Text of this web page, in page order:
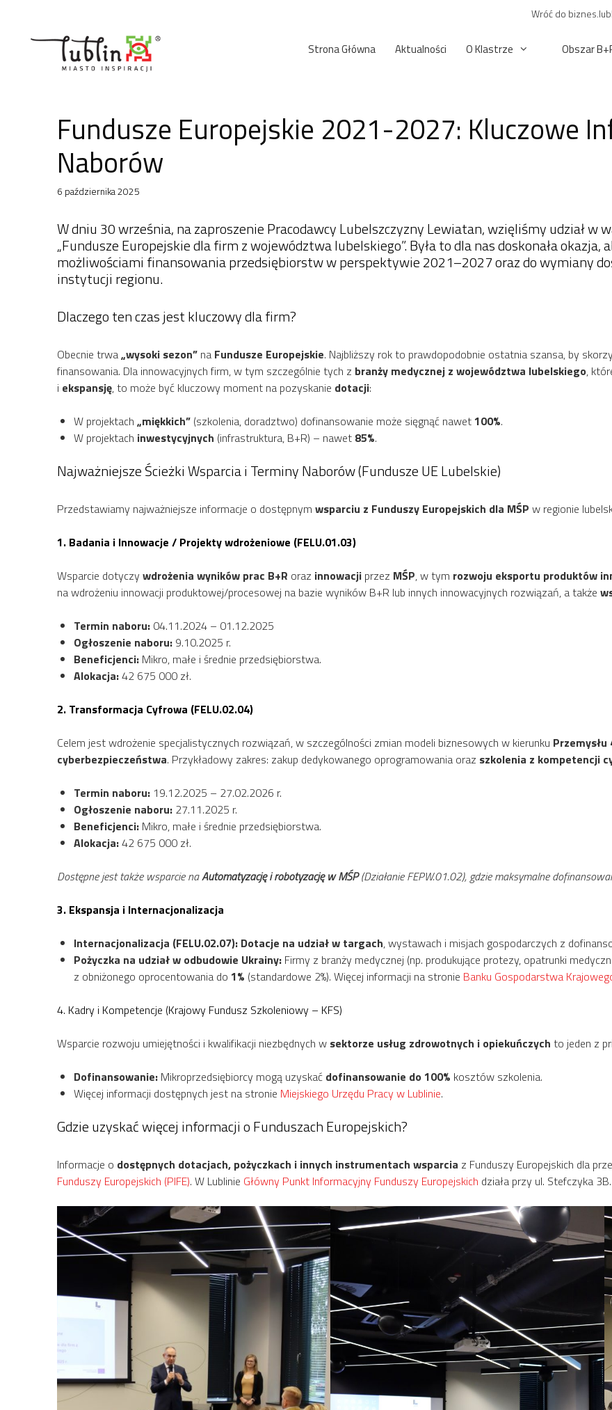
Wróć do
Strona Główna Aktualności O Klastrze Obszar
Fundusze Europejskie 2021-2027: Kluczowe
Naborów
6 października 2025
W dniu 30 września, na zaproszenie Pracodawcy Lubelszczyzny Lewiatan, wzięliśmy udział
„Fundusze Europejskie dla firm z województwa lubelskiego”. Była to dla nas doskonała
możliwościami finansowania przedsiębiorstww perspektywie 2021–2027 oraz do wymiany
instytucji regionu.
Dlaczego ten czas jest kluczowy dla firm?
Obecnie trwa„wysoki sezon” na Fundusze Europejskie. Najbliższy rok to prawdopodobnie ostatnia szansa, by
finansowania. Dla innowacyjnych firm, w tym szczególnie tych z branży medycznej z województwa lubelskiego,
i ekspansję, to może być kluczowy moment na pozyskanie dotacji:
W projektach „miękkich” (szkolenia, doradztwo) dofinansowanie może sięgnąć nawet 100%.
W projektach inwestycyjnych (infrastruktura, B+R) – nawet 85%.
Najważniejsze Ścieżki Wsparcia i Terminy Naborów (Fundusze UE Lubelskie)
Przedstawiamy najważniejsze informacje o dostępnym wsparciu z Funduszy Europejskich dla MŚP w regionie
1. Badania i Innowacje / Projekty wdrożeniowe (FELU.01.03)
Wsparcie dotyczy wdrożenia wyników prac B+R oraz innowacji przez MŚP, w tym rozwoju eksportu produktów
na wdrożeniu innowacji produktowej/procesowej na bazie wyników B+R lub innych innowacyjnych rozwiązań, a także
Termin naboru: 04.11.2024 – 01.12.2025
Ogłoszenie naboru: 9.10.2025 r.
Beneficjenci: Mikro, małe i średnie przedsiębiorstwa.
Alokacja:42 675 000 zł.
2. Transformacja Cyfrowa (FELU.02.04)
Celem jest wdrożenie specjalistycznych rozwiązań, w szczególności zmian modeli biznesowych w kierunku Przemysłu
cyberbezpieczeństwa. Przykładowy zakres: zakup dedykowanego oprogramowania oraz szkolenia z kompetencji
Termin naboru: 19.12.2025 – 27.02.2026 r.
Ogłoszenie naboru: 27.11.2025 r.
Beneficjenci: Mikro, małe i średnie przedsiębiorstwa.
Alokacja:42 675 000 zł.
Dostępne jest także wsparcie naAutomatyzację i robotyzację w MŚP(Działanie FEPW.01.02), gdzie maksymalne
3. Ekspansja i Internacjonalizacja
Internacjonalizacja (FELU.02.07): Dotacje na udział w targach, wystawach i misjach gospodarczych z
Pożyczka na udział w odbudowie Ukrainy: Firmy z branży medycznej (np. produkujące protezy, opatrunki
z obniżonego oprocentowania do 1% (standardowe 2%). Więcej informacji na stronie Banku Gospodarstwa
4. Kadry i Kompetencje (Krajowy Fundusz Szkoleniowy – KFS)
Wsparcie rozwoju umiejętności i kwalifikacji niezbędnych w sektorze usług zdrowotnych i opiekuńczych to jeden z
Dofinansowanie: Mikroprzedsiębiorcy mogą uzyskać dofinansowanie do 100% kosztów szkolenia.
Więcej informacji dostępnych jest na stronie Miejskiego Urzędu Pracy w Lublinie.
Gdzie uzyskać więcej informacji o Funduszach Europejskich?
Informacje o dostępnych dotacjach, pożyczkach i innych instrumentach wsparcia z Funduszy Europejskich dla
Funduszy Europejskich (PIFE). W Lublinie Główny Punkt Informacyjny Funduszy Europejskich działa przy ul. Stefczyka 3B.